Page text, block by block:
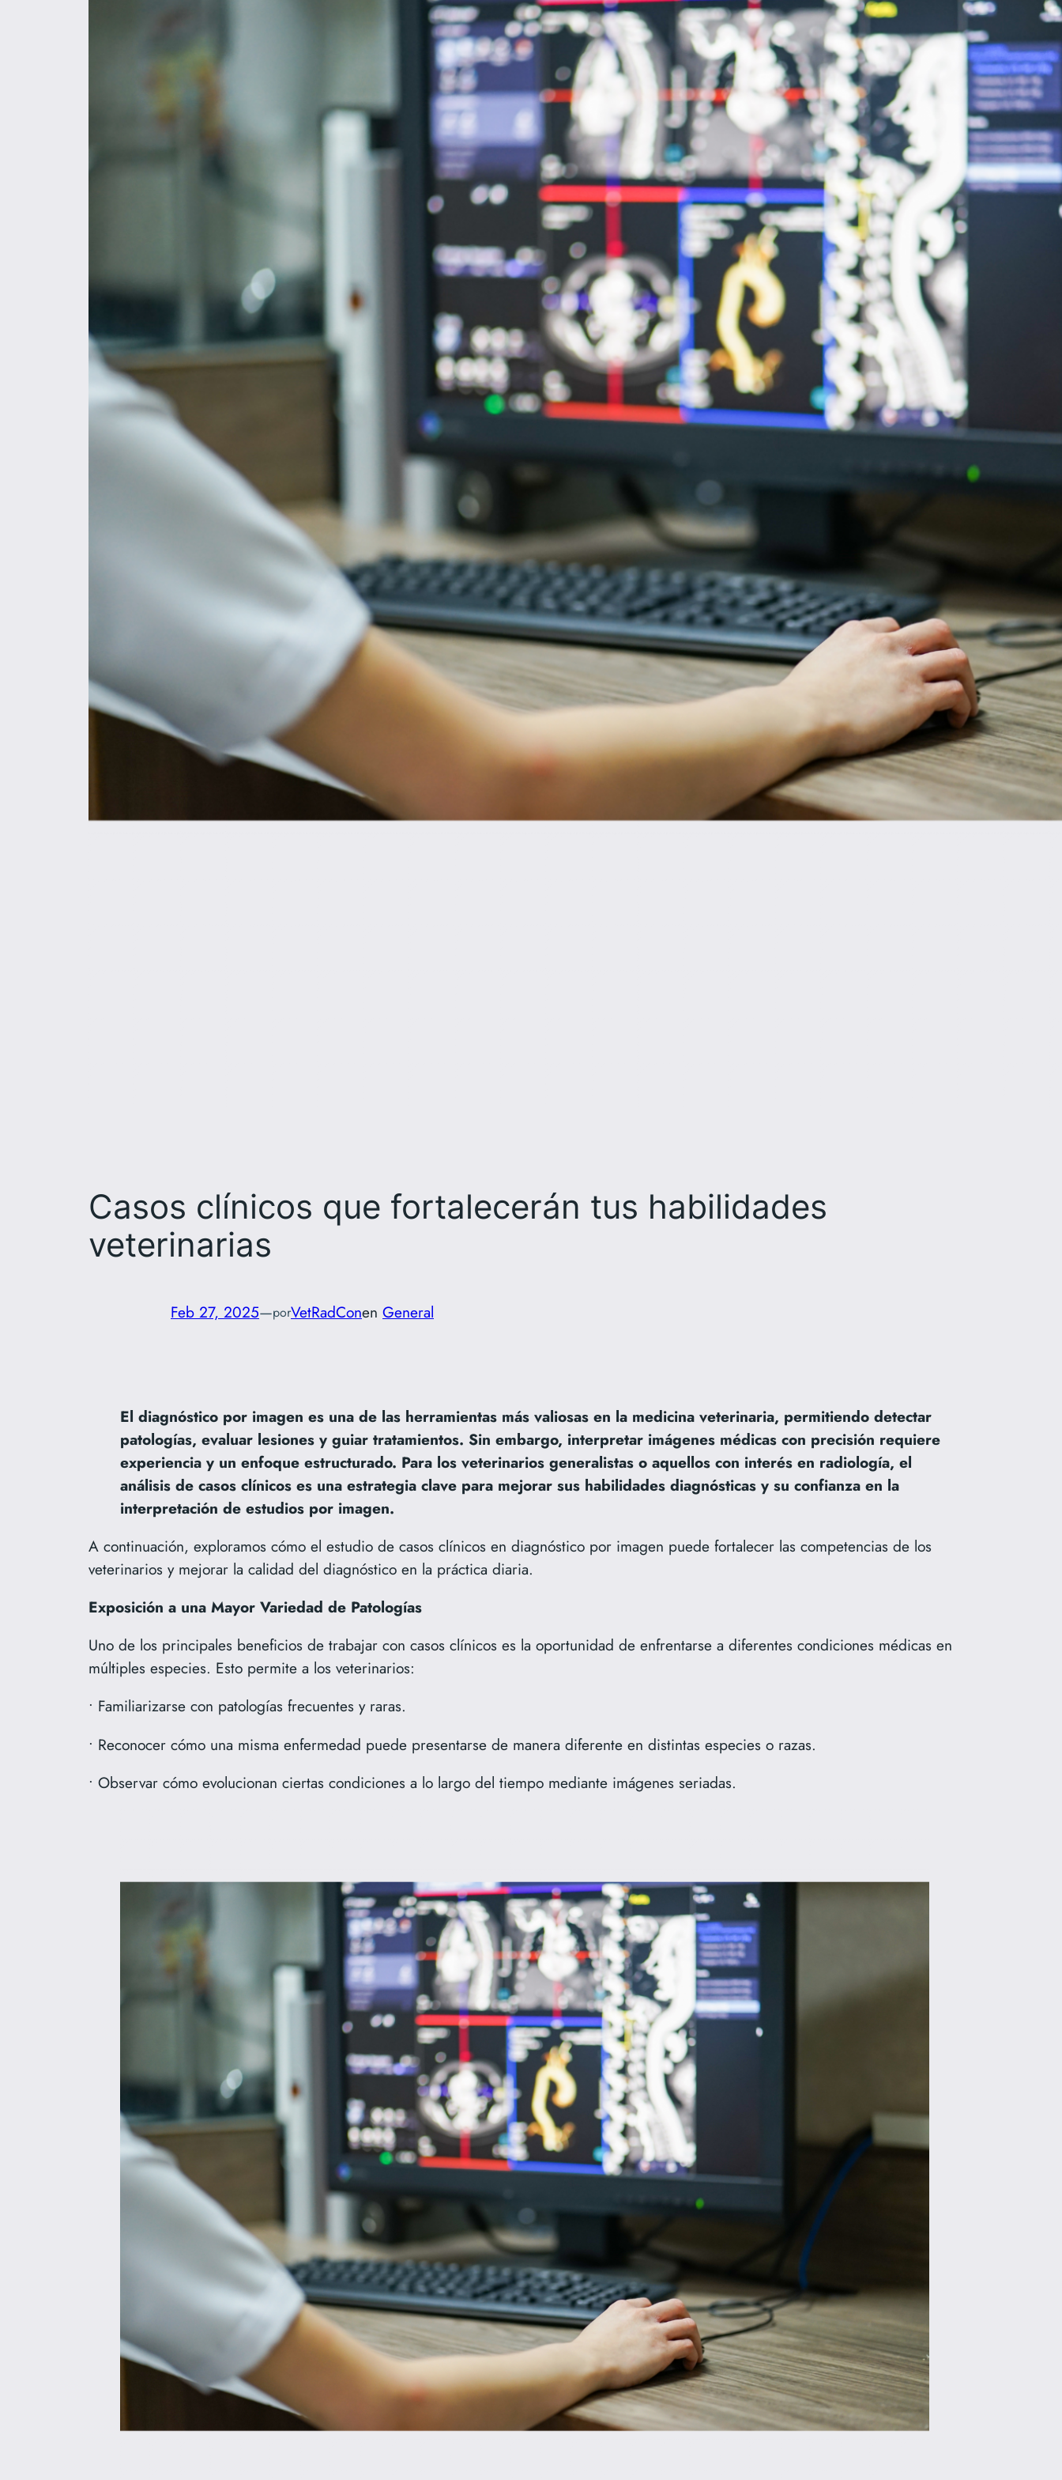
Casos clínicos que fortalecerán tus habilidades
veterinarias
Feb 27, 2025—porVetRadConen General
El diagnóstico por imagen es una de las herramientas más valiosas en la medicina veterinaria, permitiendo detectar
patologías, evaluar lesiones y guiar tratamientos. Sin embargo, interpretar imágenes médicas con precisión requiere
experiencia y un enfoque estructurado. Para los veterinarios generalistas o aquellos con interés en radiología, el
análisis de casos clínicos es una estrategia clave para mejorar sus habilidades diagnósticas y su confianza en la
interpretación de estudios por imagen.
A continuación, exploramos cómo el estudio de casos clínicos en diagnóstico por imagen puede fortalecer las competencias de los
veterinarios y mejorar la calidad del diagnóstico en la práctica diaria.
Exposición a una Mayor Variedad de Patologías
Uno de los principales beneficios de trabajar con casos clínicos es la oportunidad de enfrentarse a diferentes condiciones médicas en
múltiples especies. Esto permite a los veterinarios:
• Familiarizarse con patologías frecuentes y raras.
• Reconocer cómo una misma enfermedad puede presentarse de manera diferente en distintas especies o razas.
• Observar cómo evolucionan ciertas condiciones a lo largo del tiempo mediante imágenes seriadas.